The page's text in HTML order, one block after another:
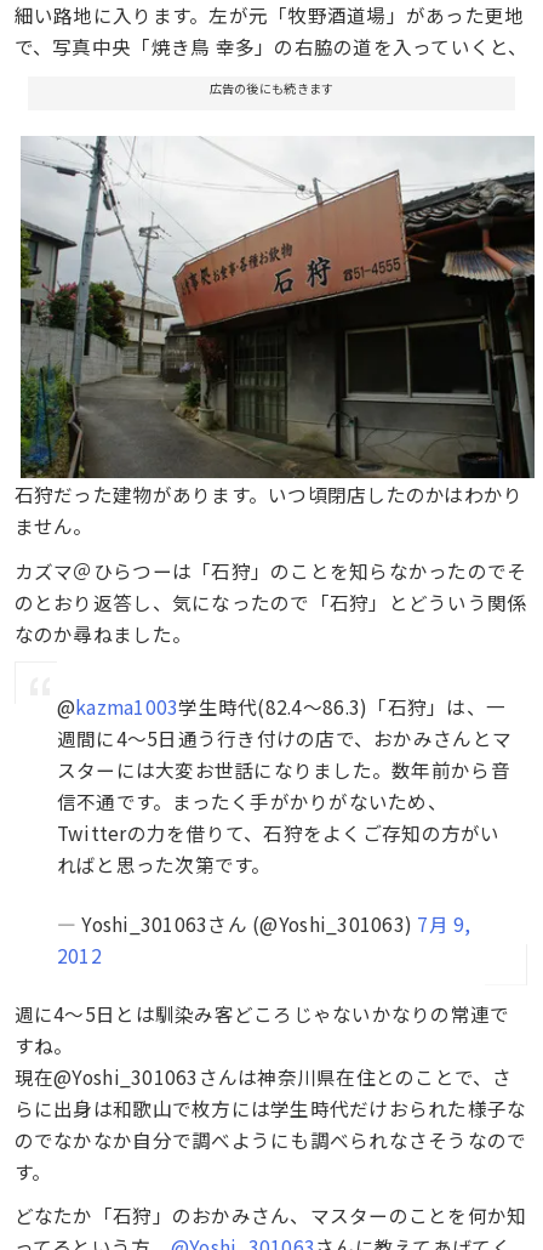
細い路地に入ります。左が元「牧野酒道場」があった更地
で、写真中央「焼き鳥 幸多」の右脇の道を入っていくと、
広告の後にも続きます
石狩だった建物があります。いつ頃閉店したのかはわかり
ません。
カズマ＠ひらつーは「石狩」のことを知らなかったのでそ
のとおり返答し、気になったので「石狩」とどういう関係
なのか尋ねました。
@kazma1003学生時代(82.4～86.3)「石狩」は、一
週間に4～5日通う行き付けの店で、おかみさんとマ
スターには大変お世話になりました。数年前から音
信不通です。まったく手がかりがないため、
Twitterの力を借りて、石狩をよくご存知の方がい
ればと思った次第です。
— Yoshi_301063さん (@Yoshi_301063) 7月 9,
2012
週に4～5日とは馴染み客どころじゃないかなりの常連で
すね。
現在@Yoshi_301063さんは神奈川県在住とのことで、さ
らに出身は和歌山で枚方には学生時代だけおられた様子な
のでなかなか自分で調べようにも調べられなさそうなので
す。
どなたか「石狩」のおかみさん、マスターのことを何か知